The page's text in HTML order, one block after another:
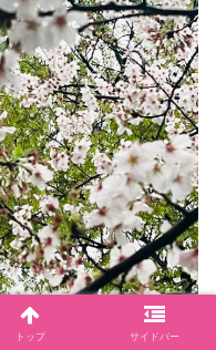
トップ サイドバー